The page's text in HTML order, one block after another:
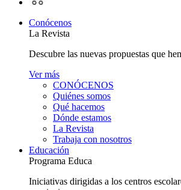
personal
carrito
Conócenos
La Revista
Descubre las nuevas propuestas que
Ver más
CONÓCENOS
Quiénes somos
Qué hacemos
Dónde estamos
La Revista
Trabaja con nosotros
Educación
Programa Educa
Iniciativas dirigidas a los centros